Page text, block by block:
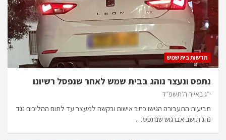
חדשות בית שמש
נתפס ונעצר נוהג בבית שמש לאחר שנפסל רשיונו
י״ג באייר ה׳תשפ״ד
תביעות התעבורה הגישו כתב אישום ובקשה למעצר עד לתום ההליכים נגד
נהג תושב אבו גוש שנתפס…